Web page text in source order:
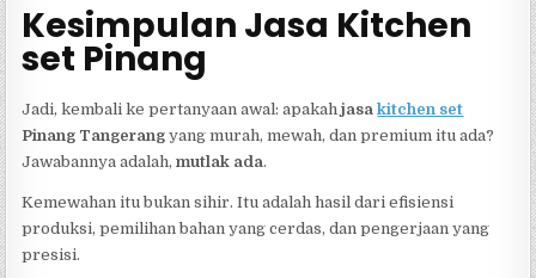
Kesimpulan Jasa Kitchen
set Pinang
Jadi, kembali ke pertanyaan awal: apakahjasakitchen set
Pinang Tangerang yang murah, mewah, dan premium itu ada?
Jawabannya adalah,mutlak ada.
Kemewahan itu bukan sihir. Itu adalah hasil dari efisiensi
produksi, pemilihan bahan yang cerdas, dan pengerjaan yang
presisi.